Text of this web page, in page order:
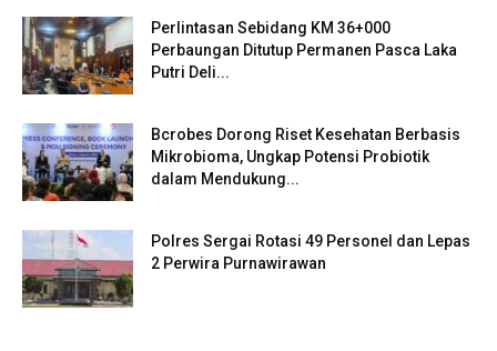
Perlintasan Sebidang KM 36+000
Perbaungan Ditutup Permanen Pasca Laka
Putri Deli...
Bcrobes Dorong Riset Kesehatan Berbasis
Mikrobioma, Ungkap Potensi Probiotik
dalam Mendukung...
Polres Sergai Rotasi 49 Personel dan Lepas
2 Perwira Purnawirawan